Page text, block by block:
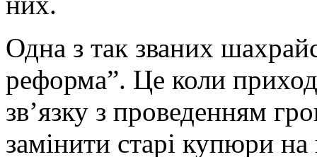
Одна з так званих
реформа”. Це коли
зв’язку з проведенням
замінити старі купюри на